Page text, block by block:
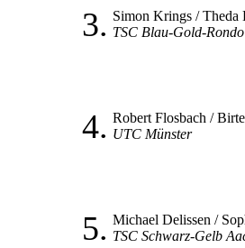
3. Simon Krings / Theda
TSC Blau-Gold-
4. Robert Flosbach /
UTC Münster
5. Michael Delissen /
TSC Schwarz-Gelb